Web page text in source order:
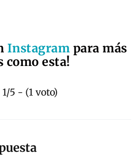
Instagram para más
como esta!
1/5 - (1 voto)